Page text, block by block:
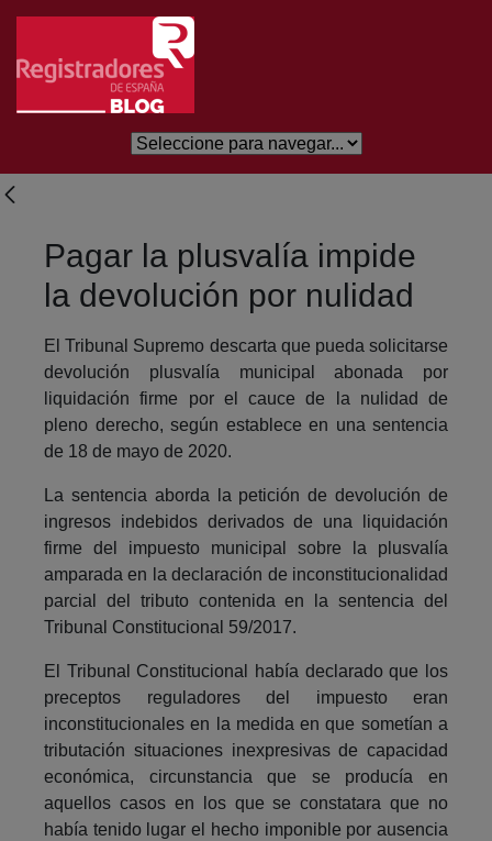
Saltar al contenido principal
Pagar la plusvalía impide
la devolución por nulidad
El Tribunal Supremo descarta que pueda solicitarse
devolución plusvalía municipal abonada por
liquidación firme por el cauce de la nulidad de
pleno derecho, según establece en una sentencia
de 18 de mayo de 2020.
La sentencia aborda la petición de devolución de
ingresos indebidos derivados de una liquidación
firme del impuesto municipal sobre la plusvalía
amparada en la declaración de inconstitucionalidad
parcial del tributo contenida en la sentencia del
Tribunal Constitucional 59/2017.
El Tribunal Constitucional había declarado que los
preceptos reguladores del impuesto eran
inconstitucionales en la medida en que sometían a
tributación situaciones inexpresivas de capacidad
económica, circunstancia que se producía en
aquellos casos en los que se constatara que no
había tenido lugar el hecho imponible por ausencia